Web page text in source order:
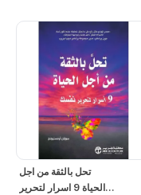
تحل بالثقة من اجل
الحياة 9 اسرار لتحرير...